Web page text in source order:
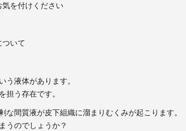
を付けください
ついて
う液体があります。
担う存在です。
な間質液が皮下組織に溜まりむくみが起こり ます。
うのでしょうか？